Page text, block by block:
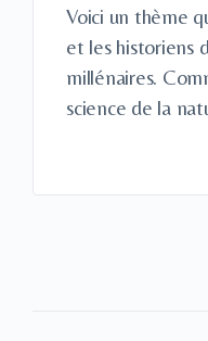
Voici un thème
et les historiens
millénaires.
science de la